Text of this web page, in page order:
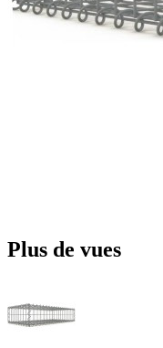
Plus de vues